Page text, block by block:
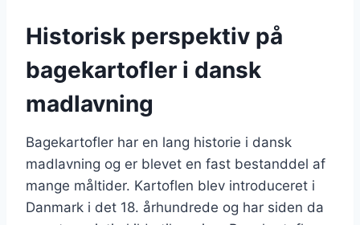
Historisk perspektiv på
bagekartofler i dansk
madlavning
Bagekartofler har en lang historie i dansk
madlavning og er blevet en fast bestanddel af
mange måltider. Kartoflen blev introduceret i
Danmark i det 18. århundrede og har siden da